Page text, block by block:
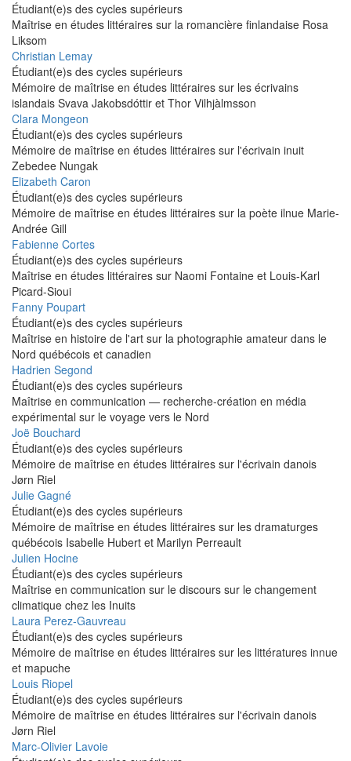
Étudiant(e)s des cycles supérieurs
Maîtrise en études littéraires sur la romancière finlandaise Rosa
Liksom
Christian Lemay
Étudiant(e)s des cycles supérieurs
Mémoire de maîtrise en études littéraires sur les écrivains
islandais Svava Jakobsdóttir et Thor Vilhjàlmsson
Clara Mongeon
Étudiant(e)s des cycles supérieurs
Mémoire de maîtrise en études littéraires sur l'écrivain inuit
Zebedee Nungak
Elizabeth Caron
Étudiant(e)s des cycles supérieurs
Mémoire de maîtrise en études littéraires sur la poète ilnue Marie-
Andrée Gill
Fabienne Cortes
Étudiant(e)s des cycles supérieurs
Maîtrise en études littéraires sur Naomi Fontaine et Louis-Karl
Picard-Sioui
Fanny Poupart
Étudiant(e)s des cycles supérieurs
Maîtrise en histoire de l'art sur la photographie amateur dans le
Nord québécois et canadien
Hadrien Segond
Étudiant(e)s des cycles supérieurs
Maîtrise en communication — recherche-création en média
expérimental sur le voyage vers le Nord
Joë Bouchard
Étudiant(e)s des cycles supérieurs
Mémoire de maîtrise en études littéraires sur l'écrivain danois
Jørn Riel
Julie Gagné
Étudiant(e)s des cycles supérieurs
Mémoire de maîtrise en études littéraires sur les dramaturges
québécois Isabelle Hubert et Marilyn Perreault
Julien Hocine
Étudiant(e)s des cycles supérieurs
Maîtrise en communication sur le discours sur le changement
climatique chez les Inuits
Laura Perez-Gauvreau
Étudiant(e)s des cycles supérieurs
Mémoire de maîtrise en études littéraires sur les littératures innue
et mapuche
Louis Riopel
Étudiant(e)s des cycles supérieurs
Mémoire de maîtrise en études littéraires sur l'écrivain danois
Jørn Riel
Marc-Olivier Lavoie